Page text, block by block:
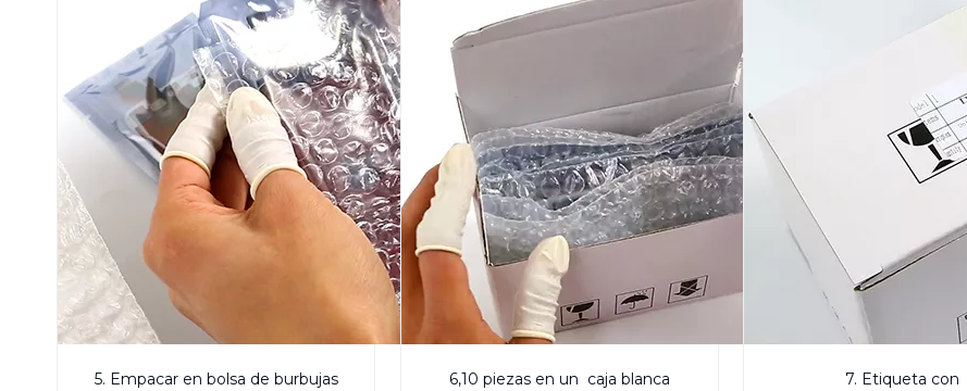
5. Empacar en bolsa de burbujas 6,10 piezas en un caja blanca
7. Etiqueta con